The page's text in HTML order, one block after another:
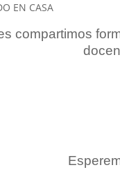
EN CASA
compartimos